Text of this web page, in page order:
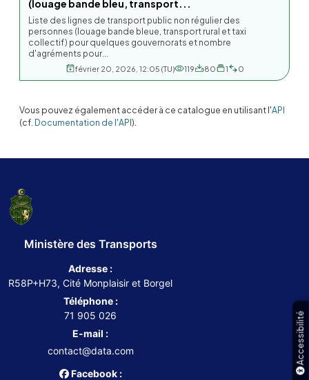
Accessibilité
(louage bande bleu, transport...
Liste des lignes de transport public non régulier des
personnes (louage bande bleue, transport rural et taxi
collectif) pour quelques gouvernorats et nombre
d'agréments pour...
février 20, 2026, 12:05 (TU) 119 80 1 0
Vous pouvez également accéder à ce catalogue en utilisant l'API
(cf. Documentation de l'API).
Ministère des Transports
Adresse :
R58P+H73, Cité Monplaisir et Borgel
Téléphone :
71 905 026
E-mail :
contact@data.com
Facebook :